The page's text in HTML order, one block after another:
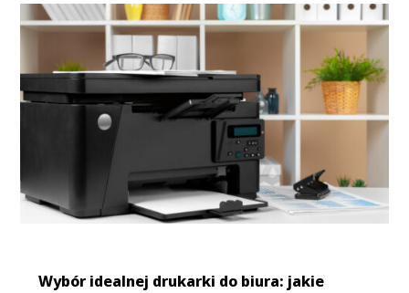
Wybór idealnej drukarki do biura: jakie